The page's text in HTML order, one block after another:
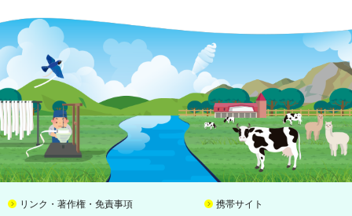
リンク・著作権・免責事項 携帯サイト